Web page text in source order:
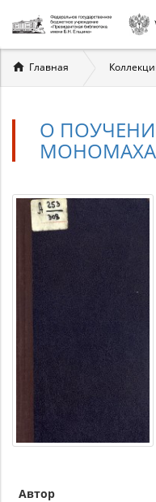
Вы
здесь
Главная
О
МОНОМАХА
Автор